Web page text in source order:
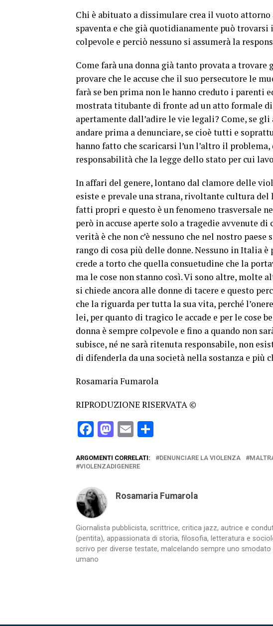
Chi è abituato a dissimulare crea il vuoto
spaventa e che già quotidianamente può
colpevole e perciò nessuno si assumerà la
Come farà una donna già tanto provata a
provare che le accuse che il suo persecutore le
farà se ben prima non le hanno creduto i
mostrata titubante di fronte ad un atto formale
apertamente dall’adire le vie legali? Come, se
andare prima a denunciare, se cioè tutti e
hanno fatto che scaricarsi l’un l’altro il
responsabilità che la legge dello stato per cui
In affari del genere, lontano dal clamore delle
esiste e prevale una strana, rivoltante cultura
fatti propri e questo è un fenomeno trasversale
però in accuse aperte solo a tragedie avvenute
verità è che non c’è nessuno che nel nostro
rango di cosa più delle donne. Nessuno in Italia
crede a torto che quella consuetudine che la
ma le cose non stanno così. Vi sono altre, molte
si chiede ancora alle donne di tacere e questo
che la riguarda per tutta la sua vita, perché
lei, per quanto di tragico le accade e per le cose
donna è sempre colpevole e fino a quando non
subisce, né ne sarà ritenuta responsabile, non
di difenderla da una società nella sostanza e più
Rosamaria Fumarola
RIPRODUZIONE RISERVATA ©
Facebook
Mastodon
Email
ARGOMENTI CORRELATI: DENUNCIARE LA VIOLENZA
VIOLENZADIGENERE
Rosamaria Fumarola
Giornalista pubblicista, scrittrice, critica jazz, autrice e
(pentita), appassionata di storia, filosofia, letteratura e
scrivo per diverse testate, malcelando sempre uno
umano